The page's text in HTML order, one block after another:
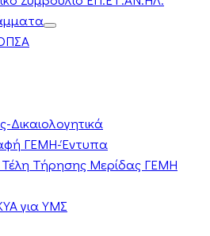
Δικαιολογητικά
ΓΕΜΗ-Έντυπα
Τέλη Τήρησης Μερίδας ΓΕΜΗ
για ΥΜΣ